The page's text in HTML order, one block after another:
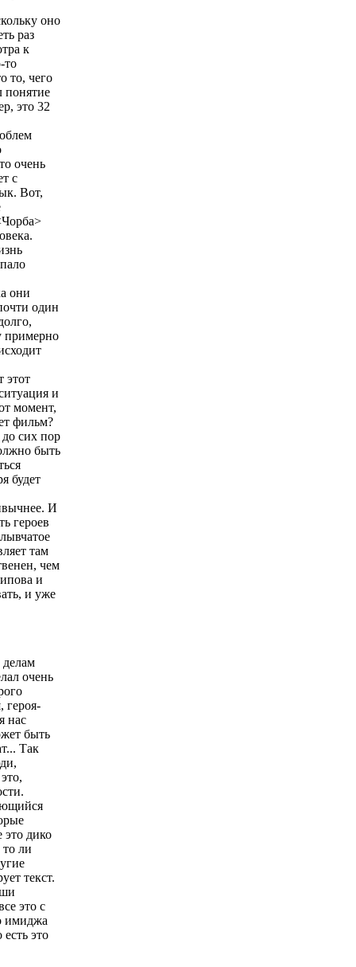
оно
раз
к
то
то, чего
понятие
это 32
очень
с
Вот,
они
один
примерно
этот
и
момент,
фильм?
сих пор
быть
будет
И
героев
там
чем
и
и уже
очень
героя-
нас
быть
Так
дико
ли
текст.
это с
имиджа
это